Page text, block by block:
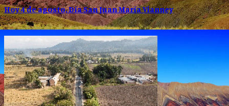
Hoy 4 de agosto, Día San Juan María Vianney